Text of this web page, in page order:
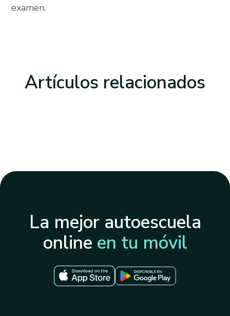
examen.
Artículos relacionados
La mejor autoescuela
online en tu móvil